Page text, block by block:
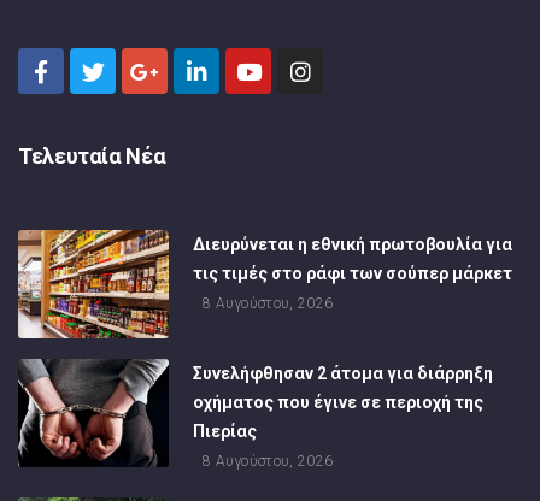
Τελευταία Νέα
Διευρύνεται η εθνική πρωτοβουλία για
τις τιμές στο ράφι των σούπερ μάρκετ
8 Αυγούστου, 2026
Συνελήφθησαν 2 άτομα για διάρρηξη
οχήματος που έγινε σε περιοχή της
Πιερίας
8 Αυγούστου, 2026